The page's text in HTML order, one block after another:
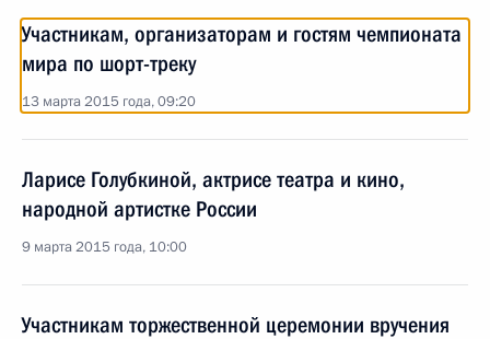
Участникам, организаторам и гостям чемпионата
мира по шорт-треку
13 марта 2015 года, 09:20
Ларисе Голубкиной, актрисе театра и кино,
народной артистке России
9 марта 2015 года, 10:00
Участникам торжественной церемонии вручения